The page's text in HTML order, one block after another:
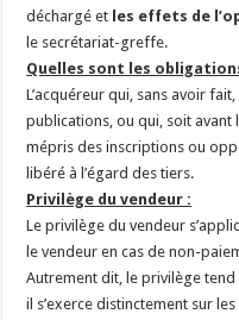
déchargé et les effets de
le secrétariat-greffe.
Quelles sont les
L’acquéreur qui, sans avoir
publications, ou qui, soit avant
mépris des inscriptions ou
libéré à l’égard des tiers.
Privilège du vendeur :
Le privilège du vendeur
le vendeur en cas de non-
Autrement dit, le privilège
il s’exerce distinctement sur